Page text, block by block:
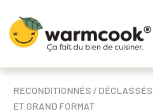
RECONDITIONNÉS / DÉCLASSÉS
ET GRAND FORMAT